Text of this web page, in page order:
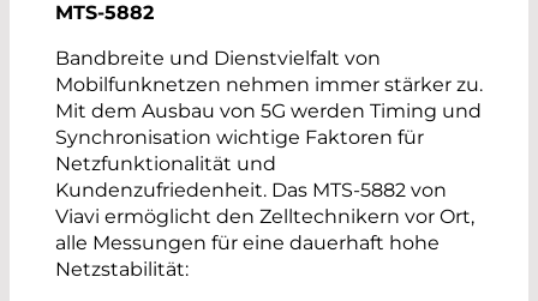
MTS-5882
Bandbreite und Dienstvielfalt von
Mobilfunknetzen nehmen immer stärker zu.
Mit dem Ausbau von 5G werden Timing und
Synchronisation wichtige Faktoren für
Netzfunktionalität und
Kundenzufriedenheit. Das MTS-5882 von
Viavi ermöglicht den Zelltechnikern vor Ort,
alle Messungen für eine dauerhaft hohe
Netzstabilität: